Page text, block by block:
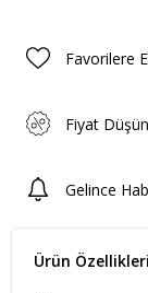
Favorilere
Fiyat
Gelince
Ürün Özellikleri